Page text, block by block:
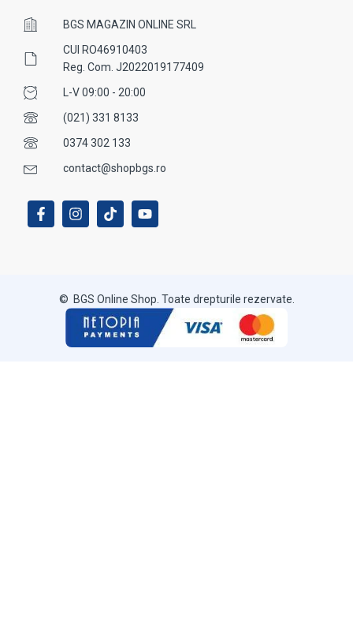
BGS MAGAZIN ONLINE SRL
CUI RO46910403
Reg. Com. J2022019177409
L-V 09:00 - 20:00
(021) 331 8133
0374 302 133
contact@shopbgs.ro
© BGS Online Shop. Toate drepturile rezervate.